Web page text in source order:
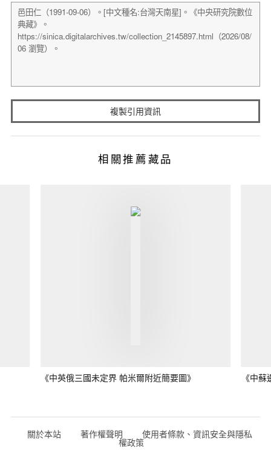
複製引用資訊
相關推薦藏品
《中英俄三國未定界 帕米爾附近簡要圖》 《中
關於本站 著作權聲明 使用者條款、資訊安全與隱私
權政策